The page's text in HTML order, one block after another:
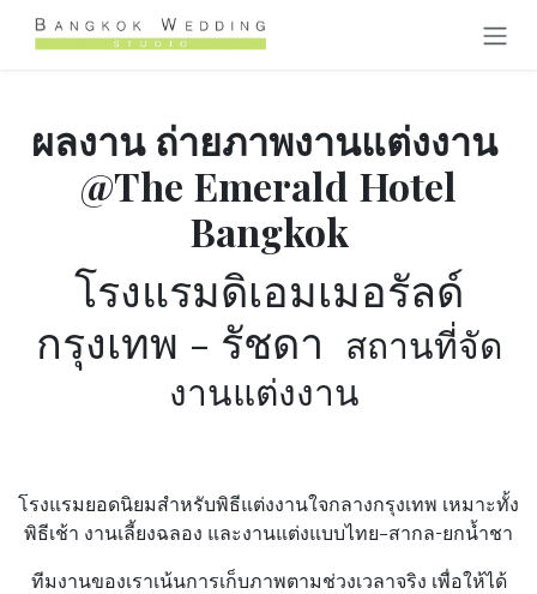
Skip to Content
ผลงาน ถ่ายภาพงานแต่งงาน
@The Emerald Hotel
Bangkok
โรงแรมดิเอมเมอรัลด์
กรุงเทพ - รัชดา สถานที่จัด
งานแต่งงาน
โรงแรมยอดนิยมสำหรับพิธีแต่งงานใจกลางกรุงเทพ เหมาะทั้ง
พิธีเช้า งานเลี้ยงฉลอง และงานแต่งแบบไทย–สากล-ยกน้ำชา
ทีมงานของเราเน้นการเก็บภาพตามช่วงเวลาจริง เพื่อให้ได้